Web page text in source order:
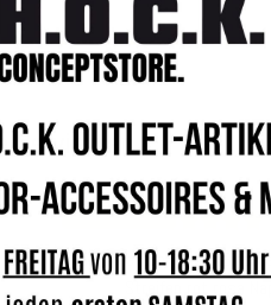
Servietten
Top bewertet
ppd Servietten "Happy